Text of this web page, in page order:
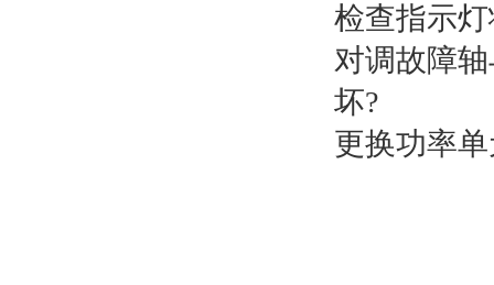
检查指示
对调故障
坏?
更换功率